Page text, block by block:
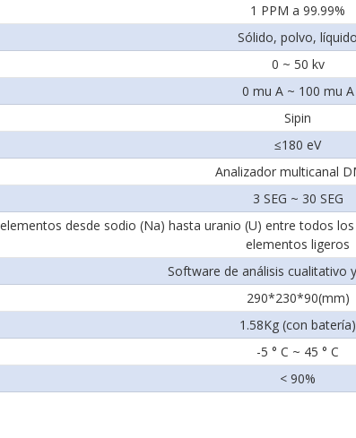
1 PPM a 99.99%
Sólido, polvo, líquido
0 ~ 50 kv
0 mu A ~ 100 mu A
Sipin
≤180 eV
Analizador multicanal
3 SEG ~ 30 SEG
desde sodio (Na) hasta uranio (U) entre todos
elementos ligeros
Software de análisis cualitativo
290*230*90(mm)
1.58Kg (con batería)
-5 ° C ~ 45 ° C
< 90%